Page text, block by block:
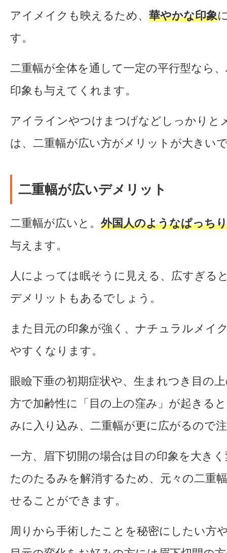
アイメイクも映えるため、 華やかな印象
す。
二重幅が全体を通して一定の平行型なら
印象も与えてくれます。
アイラインやつけまつげなどしっかりと
は、二重幅が広い方がメリットが大きい
二重幅が広いデメリット
二重幅が広いと。 外国人のようなぱっち
与えます。
人によっては眠そうに見える、広すぎる
デメリットもあるでしょう。
また目元の印象が強く、ナチュラルメイ
やすくなります。
眼瞼下垂の初期症状や、生まれつき目の
方で加齢性に「目の上の窪み」が起きる
みに入り込み、二重幅が更に広がるので
一方、眉下切開の場合は目の印象を大き
たのたるみを解消するため、元々の⼆重
せることができます。
周りから手術したことを秘密にしたい方